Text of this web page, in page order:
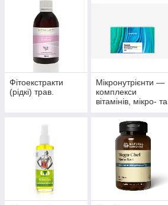
Фітоекстракти
(рідкі) трав.
Мікронутрієнти —
комплекси
вітамінів, мікро- та